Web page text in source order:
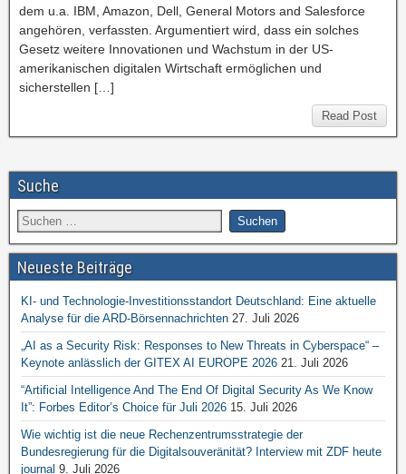
dem u.a. IBM, Amazon, Dell, General Motors and Salesforce
angehören, verfassten. Argumentiert wird, dass ein solches
Gesetz weitere Innovationen und Wachstum in der US-
amerikanischen digitalen Wirtschaft ermöglichen und
sicherstellen […]
Read Post
Suche
Neueste Beiträge
KI- und Technologie-Investitionsstandort Deutschland: Eine aktuelle
Analyse für die ARD-Börsennachrichten 27. Juli 2026
„AI as a Security Risk: Responses to New Threats in Cyberspace“ –
Keynote anlässlich der GITEX AI EUROPE 2026 21. Juli 2026
“Artificial Intelligence And The End Of Digital Security As We Know
It”: Forbes Editor’s Choice für Juli 2026 15. Juli 2026
Wie wichtig ist die neue Rechenzentrumsstrategie der
Bundesregierung für die Digitalsouveränität? Interview mit ZDF heute
journal 9. Juli 2026